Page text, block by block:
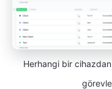
Herhangi bir